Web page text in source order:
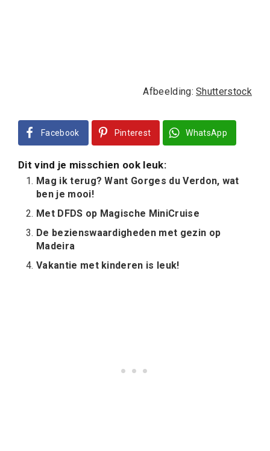
Afbeelding:Shutterstock
Facebook Pinterest WhatsApp
Dit vind je misschien ook leuk:
Mag ik terug? Want Gorges du Verdon, wat
ben je mooi!
Met DFDS op Magische MiniCruise
De bezienswaardigheden met gezin op
Madeira
Vakantie met kinderen is leuk!